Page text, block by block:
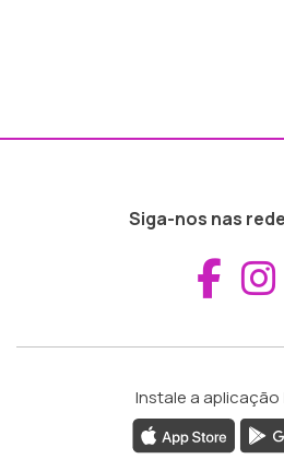
Siga-nos nas
Instale a aplicação